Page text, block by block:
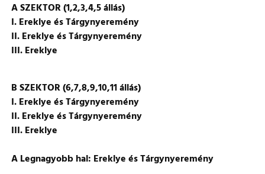
A SZEKTOR (1,2,3,4,5 állás)
I. Ereklye és Tárgynyeremény
II. Ereklye és Tárgynyeremény
III. Ereklye
B SZEKTOR (6,7,8,9,10,11 állás)
I. Ereklye és Tárgynyeremény
II. Ereklye és Tárgynyeremény
III. Ereklye
A Legnagyobb hal: Ereklye és Tárgynyeremény